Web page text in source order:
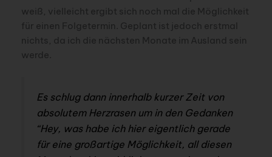
weiß, vielleicht ergibt sich noch mal die Möglichkeit
für einen Folgetermin. Geplant ist jedoch erstmal
nichts, da ich die nächsten Monate im Ausland sein
werde.
Es schlug dann innerhalb kurzer Zeit von
absolutem Herzrasen um in den Gedanken
“Hey, was habe ich hier eigentlich gerade
für eine großartige Möglichkeit, all diesen